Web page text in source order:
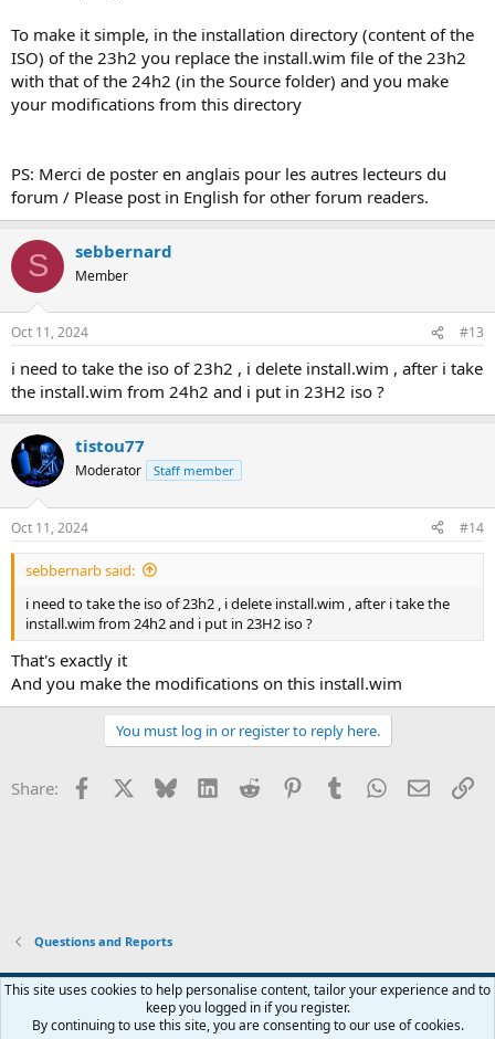
To make it simple, in the installation directory (content of the
ISO) of the 23h2 you replace the install.wim file of the 23h2
with that of the 24h2 (in the Source folder) and you make
your modifications from this directory
PS: Merci de poster en anglais pour les autres lecteurs du
forum / Please post in English for other forum readers.
S sebbernard
Member
Oct 11, 2024 #13
i need to take the iso of 23h2 , i delete install.wim , after i take
the install.wim from 24h2 and i put in 23H2 iso ?
tistou77
Moderator Staff member
Oct 11, 2024 #14
sebbernarb said:
i need to take the iso of 23h2 , i delete install.wim , after i take the
install.wim from 24h2 and i put in 23H2 iso ?
That's exactly it
And you make the modifications on this install.wim
You must log in or register to reply here.
Share: Facebook Bluesky LinkedInReddit PinterestTumblrWhatsApp
Email
Questions and Reports
Contact us Terms and rules Privacy policy Help Home
R
S
This site uses cookies to help personalise content, tailor your experience and to
keep you logged in if you register.
By continuing to use this site, you are consenting to our use of cookies.